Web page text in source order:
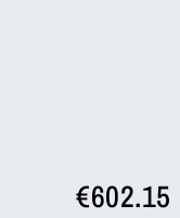
€602.15